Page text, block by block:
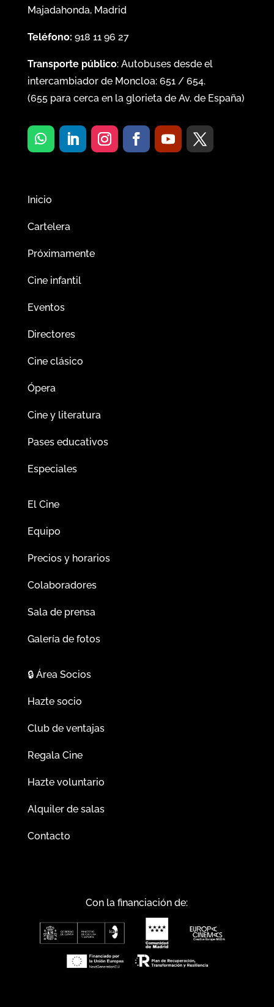
Majadahonda, Madrid
Teléfono: 918 11 96 27
Transporte público: Autobuses desde el
intercambiador de Moncloa: 651/ 654.
(655para cerca en la glorieta de Av. de España)
Inicio
Cartelera
Próximamente
Cine infantil
Eventos
Directores
Cine clásico
Ópera
Cine y literatura
Pases educativos
Especiales
El Cine
Equipo
Precios y horarios
Colaboradores
Sala de prensa
Galería de fotos
🔒Área Socios
Hazte socio
Club de ventajas
Regala Cine
Hazte voluntario
Alquiler de salas
Contacto
Con la financiación de: